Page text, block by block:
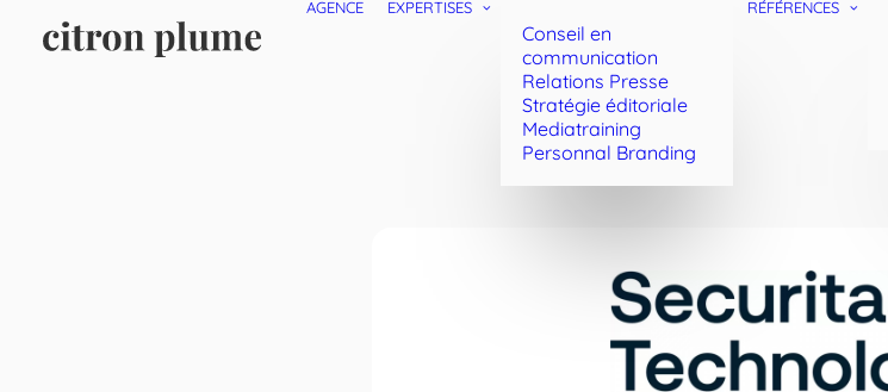
AGENCE EXPERTISES
Conseil en
communication
Relations Presse
Stratégie éditoriale
Mediatraining
Personnal Branding
RÉFÉRENCES